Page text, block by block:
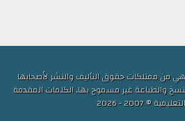
من ممتلكات حقوق التأليف والنشر لأصحابها
والطباعة غير مسموح بها, الكلمات المقدمة
© 2007 - 2026